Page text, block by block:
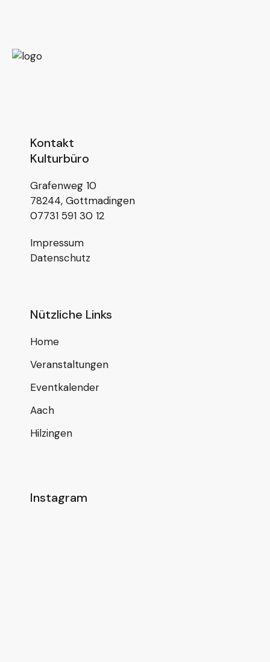
Kontakt
Kulturbüro
Grafenweg 10
78244, Gottmadingen
07731 591 30 12
Impressum
Datenschutz
Nützliche Links
Home
Veranstaltungen
Eventkalender
Aach
Hilzingen
Instagram